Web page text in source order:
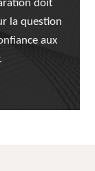
doit
la question
aux